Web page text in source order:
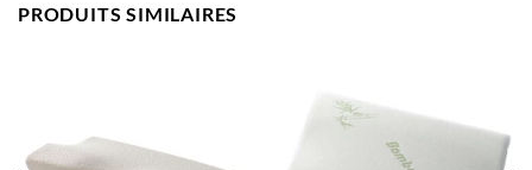
PRODUITS SIMILAIRES